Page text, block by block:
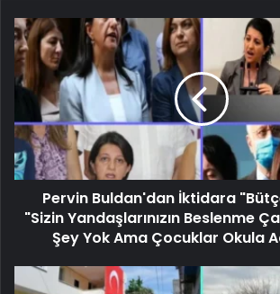
Pervin Buldan'dan İktidara
"Sizin Yandaşlarınızın Beslenme
Şey Yok Ama Çocuklar Okula